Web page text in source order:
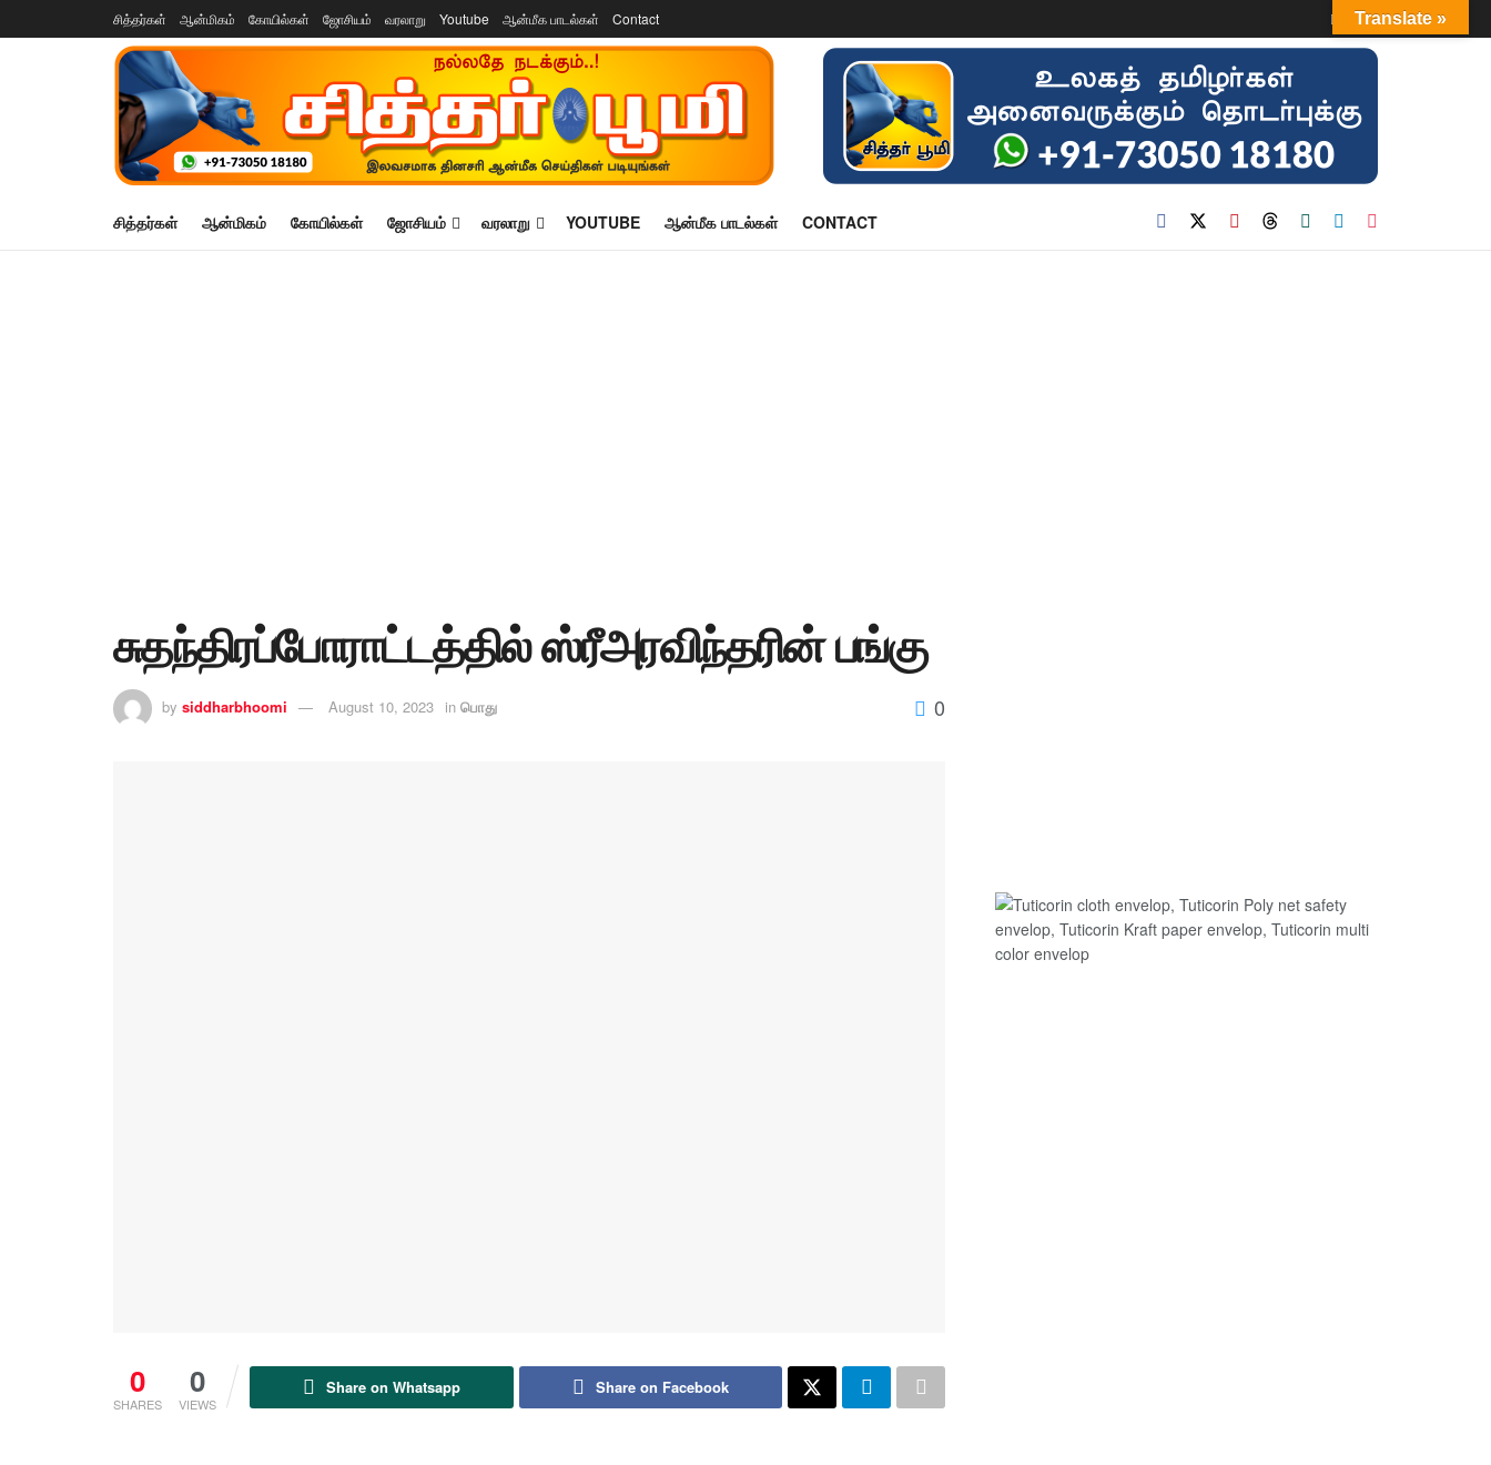
சித்தர்கள் ஆன்மிகம் கோயில்கள் ஜோசியம் வரலாறு Youtube ஆன்மீக பாடல்கள் Contact Login
சித்தர்கள் ஆன்மிகம் கோயில்கள் ஜோசியம் வரலாறு YOUTUBE ஆன்மீக பாடல்கள் CONTACT
சுதந்திரப்போராட்டத்தில் ஸ்ரீஅரவிந்தரின் பங்கு
by siddharbhoomi August 10, 2023 in பொது 0
0
SHARES
0
VIEWS
Share on Whatsapp Share on Facebook
Translate »